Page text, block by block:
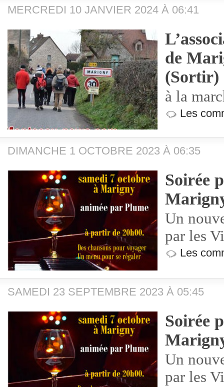
MERCREDI 10 JANVIER 2024 À 06:41
de
(Sortir)
à la
Les
DIMANCHE 1 OCTOBRE 2023 À 06:35
Soirée
Un
par les
Les
SAMEDI 23 SEPTEMBRE 2023 À 05:45
Soirée
Un
par les